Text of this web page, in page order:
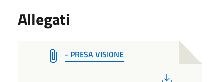
Allegati
- PRESA VISIONE